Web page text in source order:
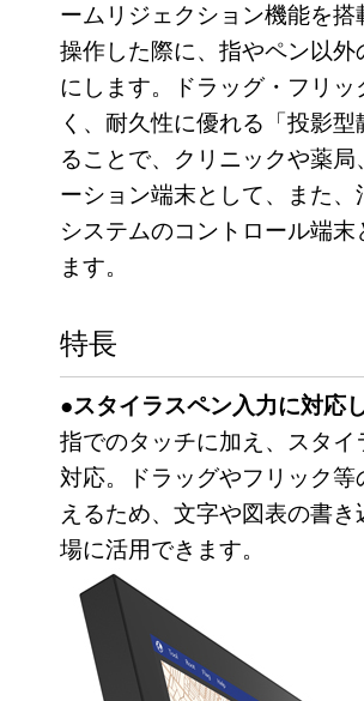
ームリジェクション機能を
操作した際に、指やペン以
にします。ドラッグ・フリ
く、耐久性に優れる「投影
ることで、クリニックや薬
ーション端末として、また
システムのコントロール端
ます。
特長
●スタイラスペン入力に対応
指でのタッチに加え、スタ
対応。ドラッグやフリック
えるため、文字や図表の書
場に活用できます。